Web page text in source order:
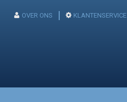
OVER ONS KLANTENSERVICE